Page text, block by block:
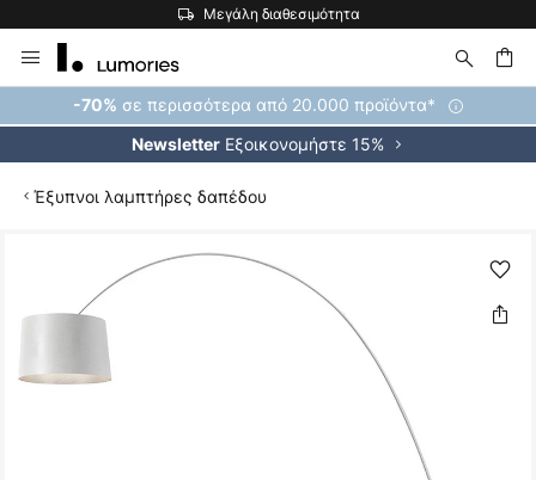
Μεγάλη διαθεσιμότητα
Μετάβαση
στο
περιεχόμενο
-70% σε περισσότερα από 20.000 προϊόντα*
Newsletter Εξοικονομήστε 15%
Έξυπνοι λαμπτήρες δαπέδου
τέλος